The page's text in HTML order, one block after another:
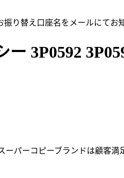
り替え口座名をメールにてお
3P0592
パーコピーブランドは顧客満